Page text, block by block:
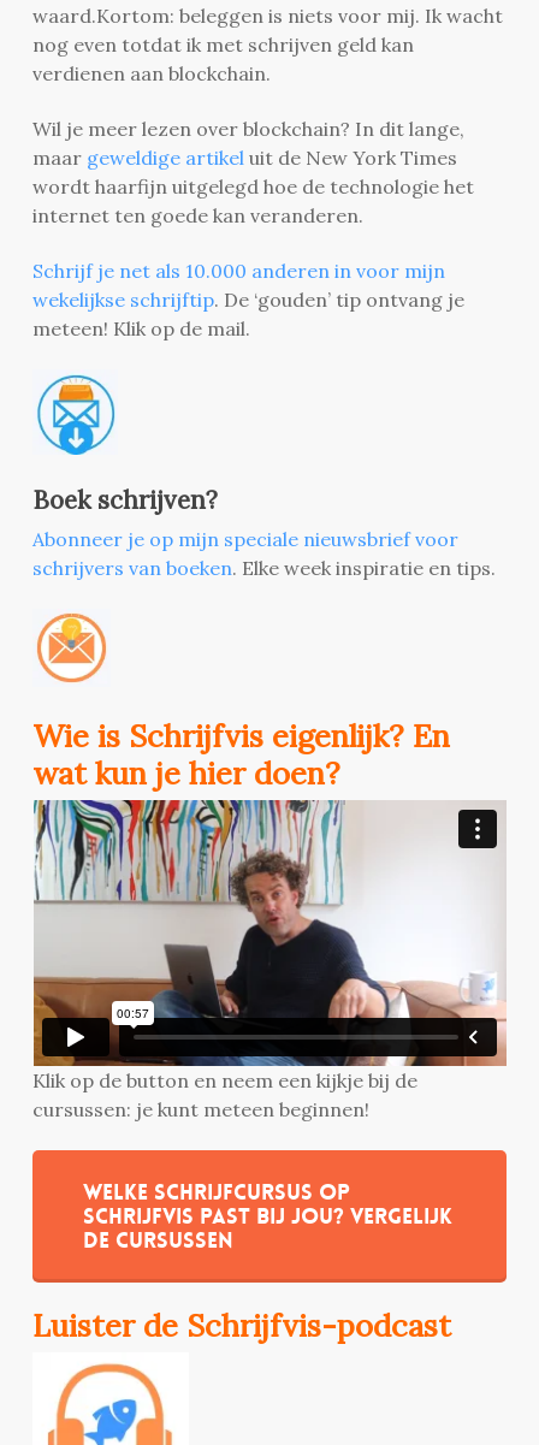
waard.Kortom: beleggen is niets voor mij. Ik wacht
nog even totdat ik met schrijven geld kan
verdienen aan blockchain.
Wil je meer lezen over blockchain? In dit lange,
maar geweldige artikel uit de New York Times
wordt haarfijn uitgelegd hoe de technologie het
internet ten goede kan veranderen.
Schrijf je net als 10.000 anderen in voor mijn
wekelijkse schrijftip. De ‘gouden’ tip ontvang je
meteen! Klik op de mail.
Boek schrijven?
Abonneer je op mijn speciale nieuwsbrief voor
schrijvers van boeken. Elke week inspiratie en tips.
Wie is Schrijfvis eigenlijk? En
wat kun je hier doen?
Klik op de button en neem een kijkje bij de
cursussen: je kunt meteen beginnen!
Welke schrijfcursus op
Schrijfvis past bij jou? Vergelijk
de cursussen
Luister de Schrijfvis-podcast